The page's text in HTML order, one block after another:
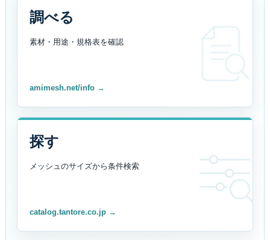
調べる
素材・用途・規格表を確認
amimesh.net/info →
探す
メッシュのサイズから条件検索
catalog.tantore.co.jp →